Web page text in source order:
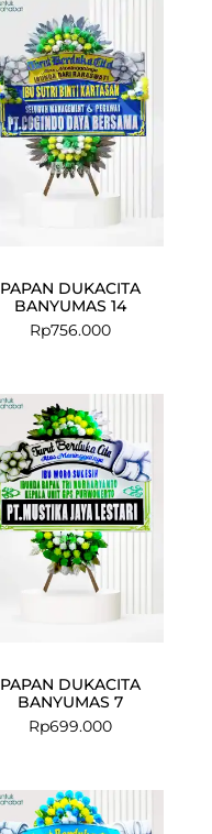
PAPAN DUKACITA
BANYUMAS 14
Rp756.000
PAPAN DUKACITA
BANYUMAS 7
Rp699.000
price
price